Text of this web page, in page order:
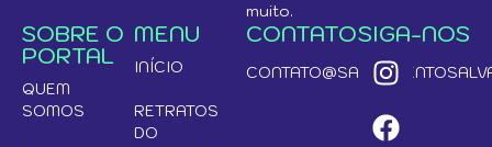
muito.
SOBRE O
PORTAL
QUEM
SOMOS
MENU
INÍCIO
RETRATOS
DO
CONTATOSIGA-NOS